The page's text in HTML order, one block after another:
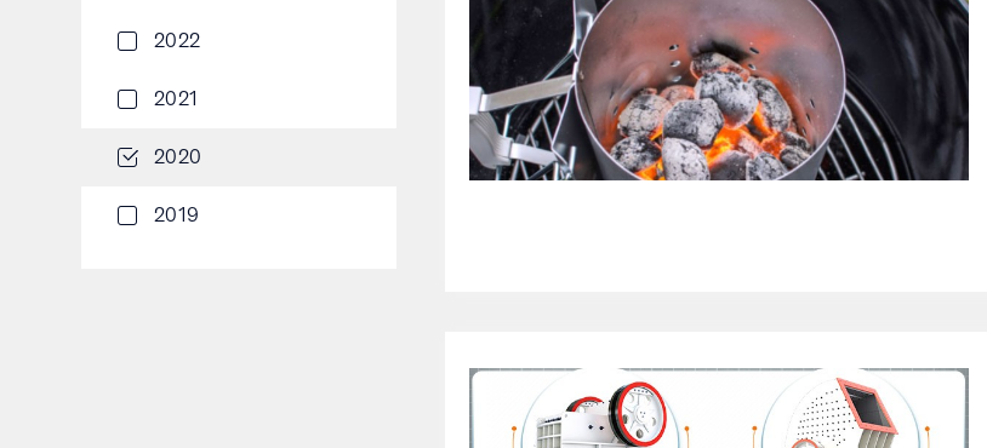
2022
2021
2020
2019